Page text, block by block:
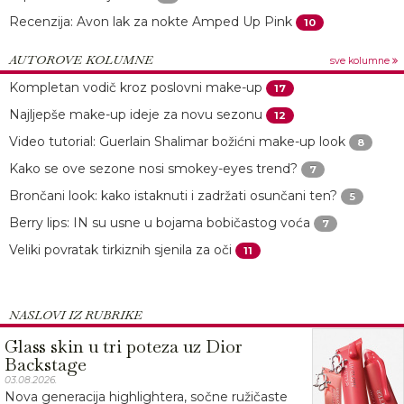
Recenzija: Avon lak za nokte Amped Up Pink 10
AUTOROVE KOLUMNE sve kolumne
Kompletan vodič kroz poslovni make-up 17
Najljepše make-up ideje za novu sezonu 12
Video tutorial: Guerlain Shalimar božićni make-up look 8
Kako se ove sezone nosi smokey-eyes trend? 7
Brončani look: kako istaknuti i zadržati osunčani ten? 5
Berry lips: IN su usne u bojama bobičastog voća 7
Veliki povratak tirkiznih sjenila za oči 11
NASLOVI IZ RUBRIKE
Glass skin u tri poteza uz Dior
Backstage
03.08.2026.
Nova generacija highlightera, sočne ružičaste